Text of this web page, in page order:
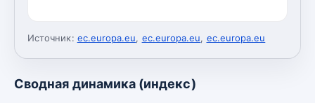
Источник: ec.europa.eu, ec.europa.eu, ec.europa.eu
Сводная динамика (индекс)